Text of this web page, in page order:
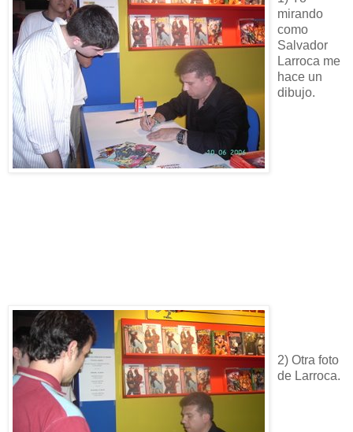
mirando
como
Salvador
Larroca me
hace un
dibujo.
2) Otra foto
de Larroca.